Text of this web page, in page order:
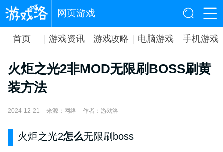
网页游戏
首页 游戏资讯 游戏攻略 电脑游戏 手机游戏
火炬之光2非MOD无限刷BOSS刷黄
装方法
2024-12-21 来源：网络 作者：游戏洛
火炬之光2怎么无限刷boss